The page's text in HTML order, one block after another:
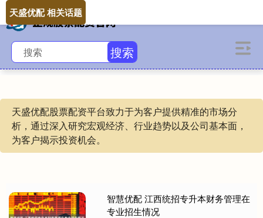
搜索
天盛优配股票配资平台致力于为客户提供精准的市场分
析，通过深入研究宏观经济、行业趋势以及公司基本面，
为客户揭示投资机会。
天盛优配 相关话题
智慧优配 江西统招专升本财务管理在
专业招生情况